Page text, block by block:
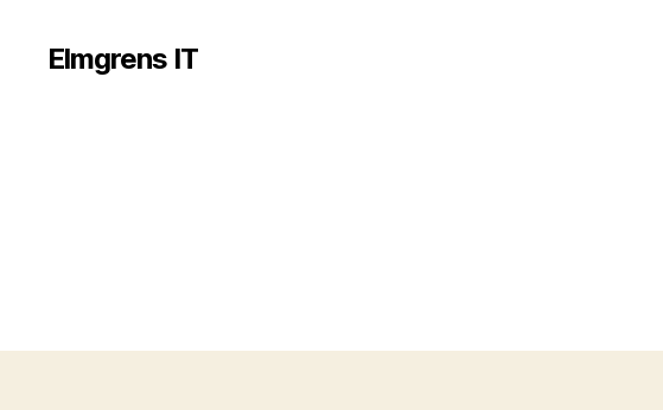
Elmgrens IT